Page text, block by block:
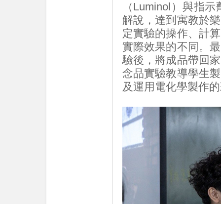
（Luminol）與指
解說，達到寓教於
定實驗的操作、計
實際效果的不同。
驗後，將成品帶回
念品實驗教導學生
及運用電化學製作